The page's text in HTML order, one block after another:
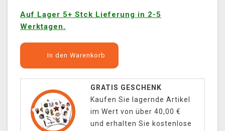
Auf Lager 5+ Stck Lieferung in 2-5
Werktagen.
In den Warenkorb
GRATIS GESCHENK
Kaufen Sie lagernde Artikel
im Wert von über 40,00 €
und erhalten Sie kostenlose